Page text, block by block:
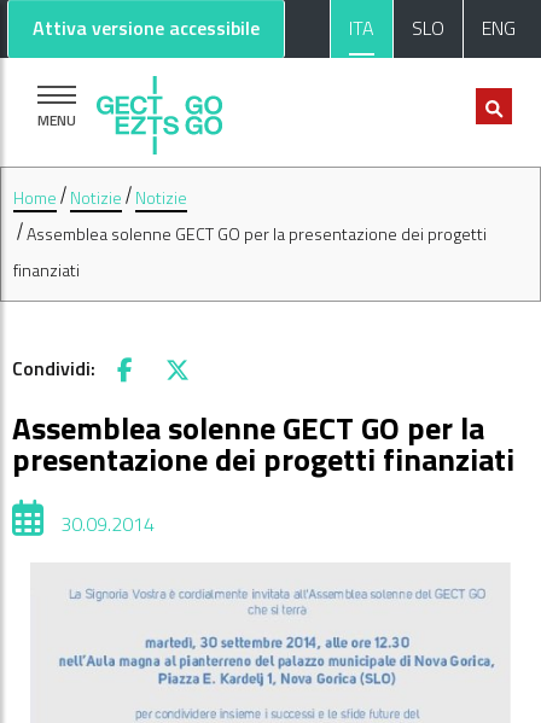
Vai al contenuto principale
Vai al footer
Attiva versione accessibile ITA SLO ENG
MENU
Home Notizie
Notizie
Assemblea solenne GECT GO per la presentazione dei progetti
finanziati
Condividi: Facebook
X
Assemblea solenne GECT GO per la
presentazione dei progetti finanziati
30.09.2014